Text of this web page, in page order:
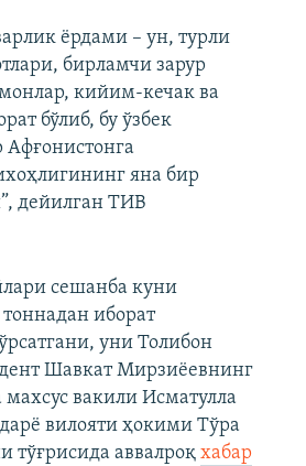
ёрдами – ун, турли
бирламчи зарур
кийим-кечак ва
бўлиб, бу ўзбек
яна бир
дейилган ТИВ
сешанба куни
иборат
уни Толибон
Шавкат Мирзиёевнинг
вакили Исматулла
вилояти ҳокими Тўра
тўғрисида аввалроқ хабар